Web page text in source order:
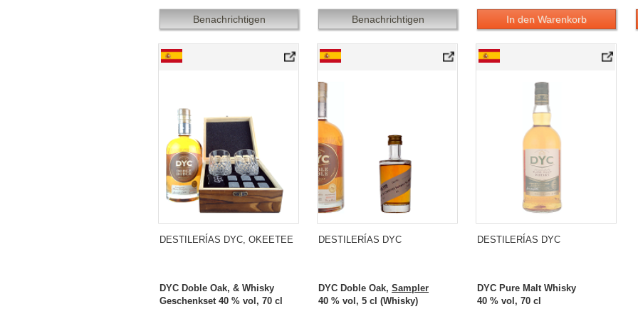
Benachrichtigen Benachrichtigen In den Warenkorb
DYC Doble Oak, & Whisky Geschenkset
DESTILERÍAS DYC, OKEETEE
DYC Doble Oak, & Whisky
Geschenkset 40 % vol, 70 cl
DYC Doble Oak, Sampler
DESTILERÍAS DYC
DYC Doble Oak, Sampler
40 % vol, 5 cl (Whisky)
DYC Pure Malt Whisky
DESTILERÍAS DYC
DYC Pure Malt Whisky
40 % vol, 70 cl